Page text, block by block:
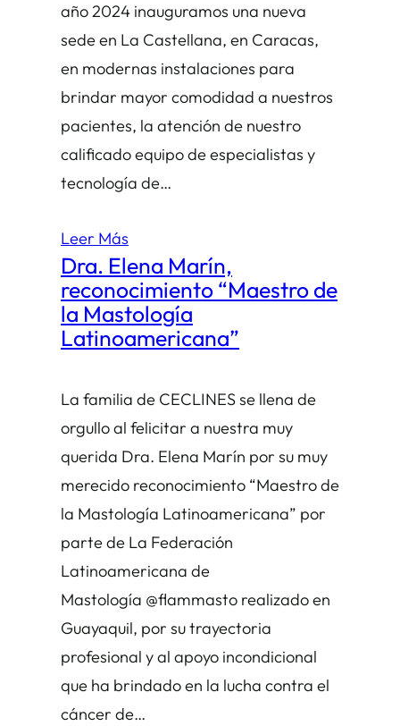
año 2024 inauguramos una nueva
sede en La Castellana, en Caracas,
en modernas instalaciones para
brindar mayor comodidad a nuestros
pacientes, la atención de nuestro
calificado equipo de especialistas y
tecnología de…
Leer Más
Dra. Elena Marín,
reconocimiento “Maestro de
la Mastología
Latinoamericana”
La familia de CECLINES se llena de
orgullo al felicitar a nuestra muy
querida Dra. Elena Marín por su muy
merecido reconocimiento “Maestro de
la Mastología Latinoamericana” por
parte de La Federación
Latinoamericana de
Mastología @flammasto realizado en
Guayaquil, por su trayectoria
profesional y al apoyo incondicional
que ha brindado en la lucha contra el
cáncer de…